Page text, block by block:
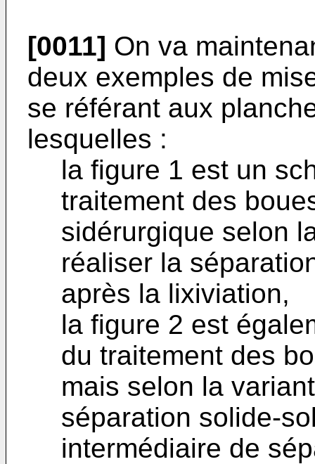
[0011] On va
deux exemples de
se référant aux
lesquelles :
la figure 1 est un
traitement des
sidérurgique selon
réaliser la
après la lixiviation,
la figure 2 est
du traitement des
mais selon la
séparation solide-
intermédiaire de